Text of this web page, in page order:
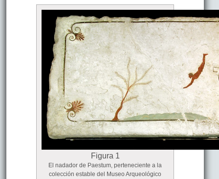
Figura 1
El nadador de Paestum, perteneciente a la
colección estable del Museo Arqueológico